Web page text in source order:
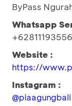
ByPass
Whatsapp
Website :
https://
Instagram :
@piaagungbali